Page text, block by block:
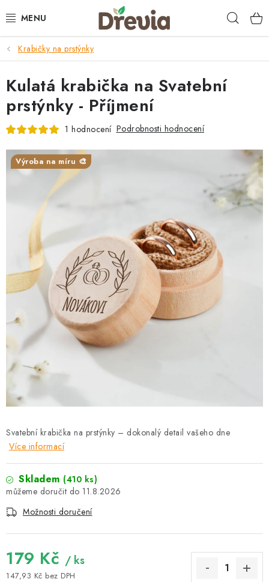
na
SVATBA 💍
DÁRKY
KRABIČKY
DEKORACE
PŘÍLEŽITOSTI
MATERIÁLY A TVOŘENÍ
PRO FIRMY
NOVINKY
VÝPRODEJ 🔥
Hodnocení obchodu
Stav objednávky
Dřeviny a certifikáty
Pro firmy Velkoobchod Kontakt
Krabičky na prstýnky
Svatební krabička na prstýnky – dokonalý detail vašeho dne
Více informací
Skladem (410 ks)
11.8.2026
Možnosti doručení
179 Kč / ks
147,93 Kč bez DPH
Kulatá krabička na Svatební
prstýnky - Příjmení
1 hodnocení Podrobnosti hodnocení
Výroba na míru 🎨